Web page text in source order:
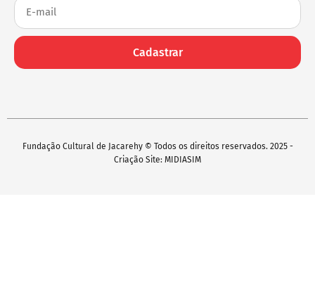
Cadastrar
Fundação Cultural de Jacarehy © Todos os direitos reservados. 2025 -
Criação Site: MIDIASIM